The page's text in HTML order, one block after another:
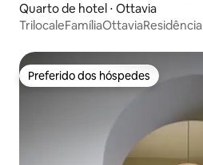
Quarto de hotel ⋅ Ottavia
TrilocaleFamíliaOttaviaResidência
Preferido dos hóspedes
Preferido dos hóspedes